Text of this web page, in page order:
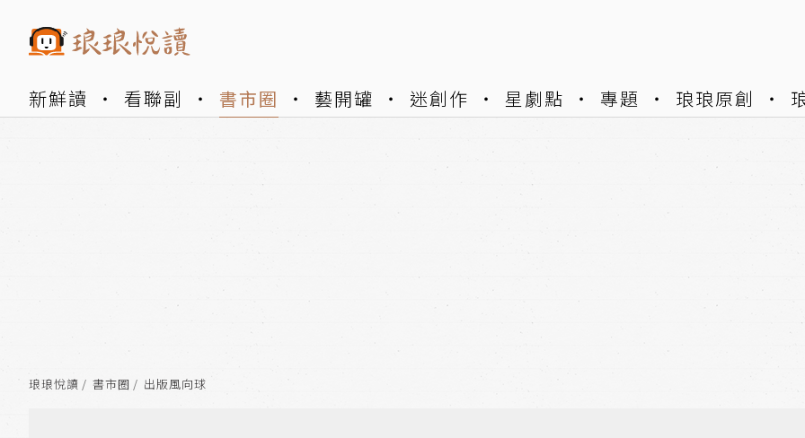
新鮮讀 看聯副 書市圈 藝開罐 迷創作 星劇點 專題 琅琅原創
琅琅悅讀 書市圈 出版風向球